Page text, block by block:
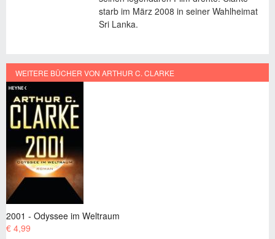
starb im März 2008 in seiner Wahlheimat
Sri Lanka.
WEITERE BÜCHER VON ARTHUR C. CLARKE
2001: Odyssee im Weltraum - Die Saga
€ 13,99